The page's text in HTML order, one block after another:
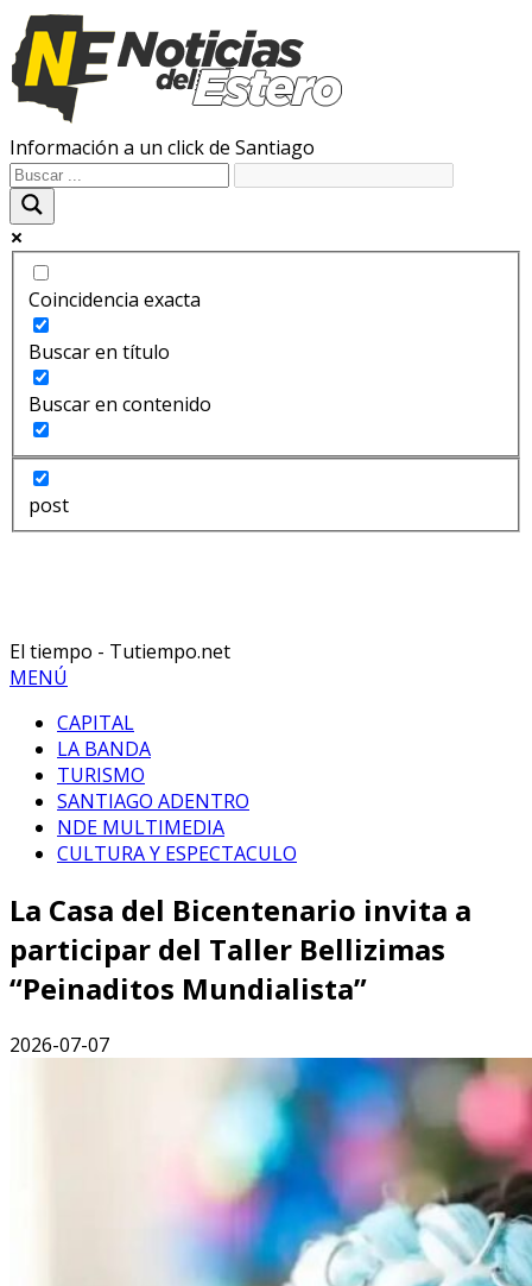
Información a un click de Santiago
Coincidencia exacta
Buscar en título
Buscar en contenido
post
El tiempo - Tutiempo.net
MENÚ
CAPITAL
LA BANDA
TURISMO
SANTIAGO ADENTRO
NDE MULTIMEDIA
CULTURA Y ESPECTACULO
La Casa del Bicentenario invita a
participar del Taller Bellizimas
“Peinaditos Mundialista”
2026-07-07